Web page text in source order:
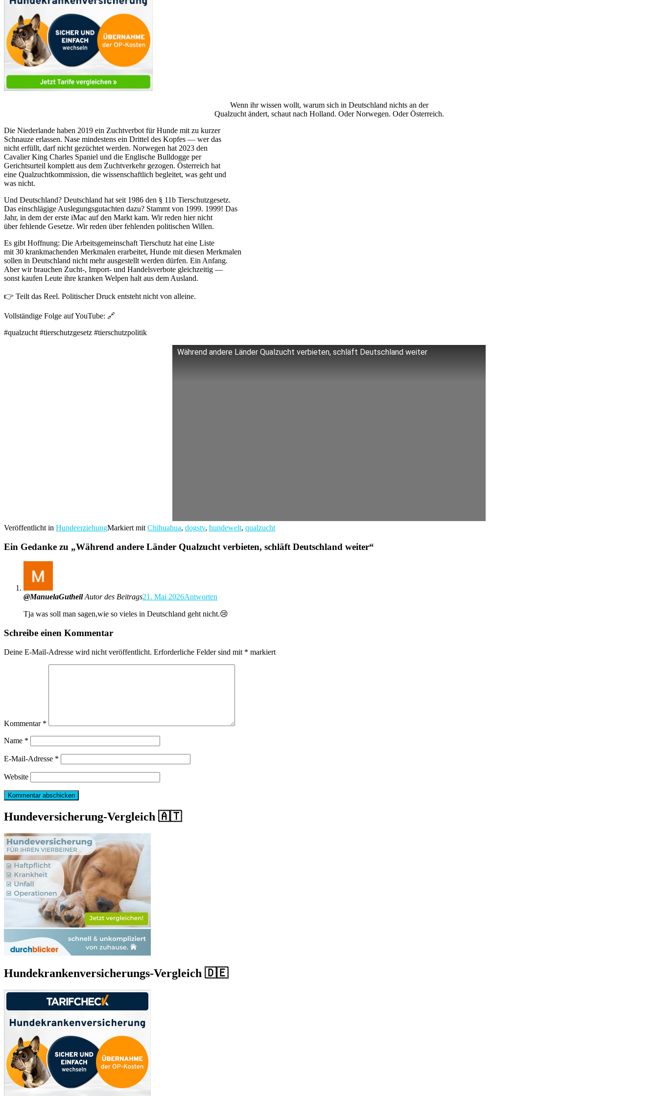
Wenn ihr wissen wollt, warum sich in Deutschland nichts an der
Qualzucht ändert, schaut nach Holland. Oder Norwegen. Oder Österreich.
Die Niederlande haben 2019 ein Zuchtverbot für Hunde mit zu kurzer
Schnauze erlassen. Nase mindestens ein Drittel des Kopfes — wer das
nicht erfüllt, darf nicht gezüchtet werden. Norwegen hat 2023 den
Cavalier King Charles Spaniel und die Englische Bulldogge per
Gerichtsurteil komplett aus dem Zuchtverkehr gezogen. Österreich hat
eine Qualzuchtkommission, die wissenschaftlich begleitet, was geht und
was nicht.
Und Deutschland? Deutschland hat seit 1986 den § 11b Tierschutzgesetz.
Das einschlägige Auslegungsgutachten dazu? Stammt von 1999. 1999! Das
Jahr, in dem der erste iMac auf den Markt kam. Wir reden hier nicht
über fehlende Gesetze. Wir reden über fehlenden politischen Willen.
Es gibt Hoffnung: Die Arbeitsgemeinschaft Tierschutz hat eine Liste
mit 30 krankmachenden Merkmalen erarbeitet, Hunde mit diesen Merkmalen
sollen in Deutschland nicht mehr ausgestellt werden dürfen. Ein Anfang.
Aber wir brauchen Zucht-, Import- und Handelsverbote gleichzeitig —
sonst kaufen Leute ihre kranken Welpen halt aus dem Ausland.
👉 Teilt das Reel. Politischer Druck entsteht nicht von alleine.
Vollständige Folge auf YouTube: 🔗
#qualzucht #tierschutzgesetz #tierschutzpolitik
Während andere Länder Qualzucht verbieten, schläft Deutschland weiter
Veröffentlicht in HundeerziehungMarkiert mit Chihuahua, dogstv, hundewelt, qualzucht
Ein Gedanke zu „Während andere Länder Qualzucht verbieten, schläft Deutschland weiter“
@ManuelaGutheil Autor des Beitrags21. Mai 2026Antworten
Tja was soll man sagen,wie so vieles in Deutschland geht nicht.😢
Schreibe einen Kommentar
Deine E-Mail-Adresse wird nicht veröffentlicht. Erforderliche Felder sind mit * markiert
Kommentar *
Name *
E-Mail-Adresse *
Website
Hundeversicherung-Vergleich 🇦🇹
Hundekrankenversicherungs-Vergleich 🇩🇪